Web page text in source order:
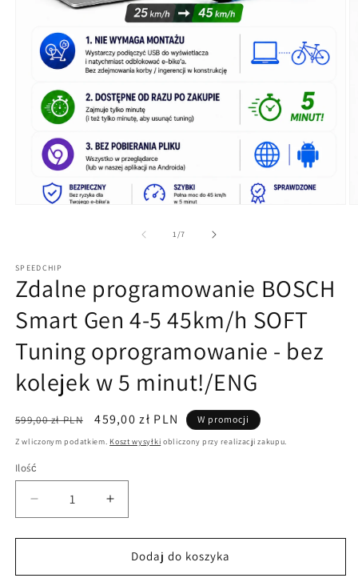
modalnym
1/z7
SPEEDCHIP
Zdalne programowanie BOSCH
Smart Gen 4-5 45km/h SOFT
Tuning oprogramowanie - bez
kolejek w 5 minut!/ENG
Cena
regularna
599,00 zł PLN
Cena
promocyjna
459,00 zł PLN W promocji
Z wliczonym podatkiem. Koszt wysyłki obliczony przy realizacji zakupu.
Ilość
Zmniejsz
ilość
dla
programowanie
Zwiększ
ilość
dla
Zdalne
programowanie
Dodaj do koszyka